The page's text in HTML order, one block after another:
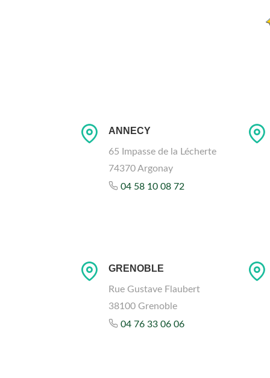
ANNECY
65 Impasse de la Lécherte
74370 Argonay
04 58 10 08 72
GRENOBLE
Rue Gustave Flaubert
38100 Grenoble
04 76 33 06 06